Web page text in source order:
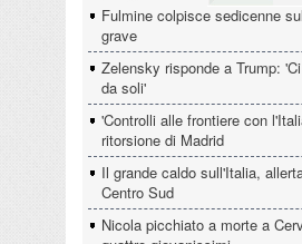
Fulmine colpisce sedicenne
grave
Zelensky risponde a Trump:
da soli'
'Controlli alle frontiere con
ritorsione di Madrid
Il grande caldo sull'Italia,
Centro Sud
Nicola picchiato a morte a